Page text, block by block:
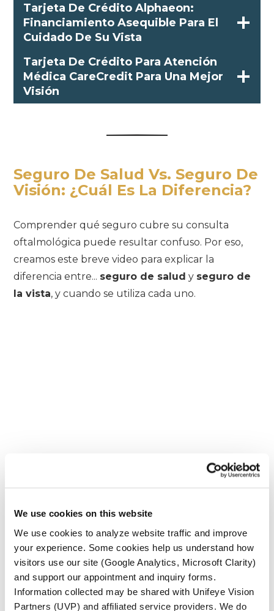
We use cookies on this website
We use cookies to analyze website traffic and improve
your experience. Some cookies help us understand how
visitors use our site (Google Analytics, Microsoft Clarity)
and support our appointment and inquiry forms.
Information collected may be shared with Unifeye Vision
Partners (UVP) and affiliated service providers. We do
Tarjeta De Crédito Alphaeon:
Financiamiento Asequible Para El
Cuidado De Su Vista
Tarjeta De Crédito Para Atención
Médica CareCredit Para Una Mejor
Visión
Seguro De Salud Vs. Seguro De
Visión: ¿cuál Es La Diferencia?
Comprender qué seguro cubre su consulta
oftalmológica puede resultar confuso. Por eso,
creamos este breve video para explicar la
diferencia entre... seguro de salud y seguro de
la vista, y cuando se utiliza cada uno.
sus ojos sanos y su visión clara:
Seguro de salud
Generalmente cubre
exámenes médicos oculares y tratamientos
relacionados con la salud ocular, como
glaucoma, cataratas o lesiones oculares.